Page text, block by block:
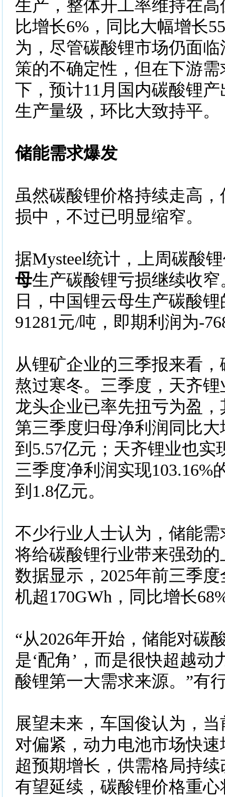
生产，整体开工率维持在
比增长6%，同比大幅增长
为，尽管碳酸锂市场仍面
策的不确定性，但在下游
下，预计11月国内碳酸锂
生产量级，环比大致持平。
储能需求爆发
虽然碳酸锂价格持续走高
损中，不过已明显缩窄。
据Mysteel统计，上周碳酸
母生产碳酸锂亏损继续收窄
日，中国锂云母生产碳酸
91281元/吨，即期利润为-
从锂矿企业的三季报来看
熬过寒冬。三季度，天齐
龙头企业已率先扭亏为盈
第三季度归母净利润同比大
到5.57亿元；天齐锂业也实
三季度净利润实现103.16%
到1.8亿元。
不少行业人士认为，储能
将给碳酸锂行业带来强劲
数据显示，2025年前三季
机超170GWh，同比增长
“从2026年开始，储能对碳
是‘配角’，而是很快超越动
酸锂第一大需求来源。”有
展望未来，车国俊认为，
对偏紧，动力电池市场快
超预期增长，供需格局持
有望延续，碳酸锂价格重